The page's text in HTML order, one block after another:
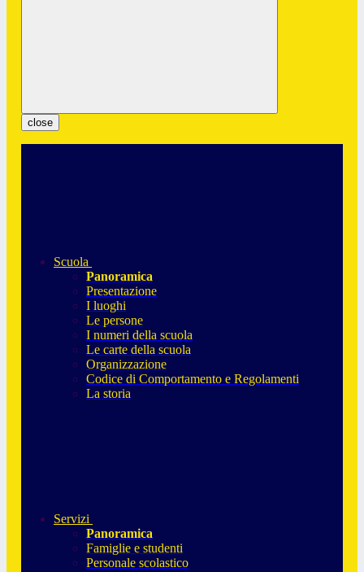
close
Scuola
Panoramica
Presentazione
I luoghi
Le persone
I numeri della scuola
Le carte della scuola
Organizzazione
Codice di Comportamento e Regolamenti
La storia
Servizi
Panoramica
Famiglie e studenti
Personale scolastico